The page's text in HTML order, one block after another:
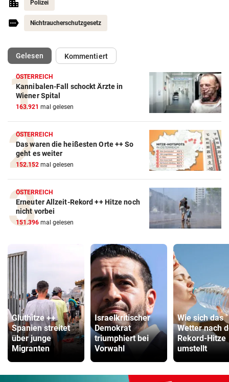
Polizei
Nichtraucherschutzgesetz
Gelesen(ausgewählt)Kommentiert
ÖSTERREICH
Kannibalen-Fall schockt Ärzte in
Wiener Spital
163.921 mal gelesen
ÖSTERREICH
Das waren die heißesten Orte ++ So
geht es weiter
152.152 mal gelesen
ÖSTERREICH
Erneuter Allzeit-Rekord ++ Hitze noch
nicht vorbei
151.396 mal gelesen
Gluthitze ++
Spanien streitet
über junge
Migranten
Israelkritischer
Demokrat
triumphiert bei
Vorwahl
Wie sich das
Wetter nach
Rekord-Hitze
umstellt